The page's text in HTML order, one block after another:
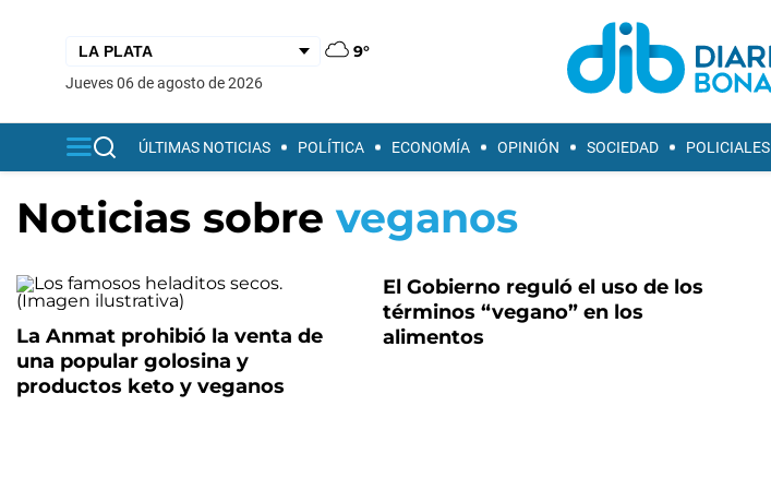
9°
jueves 06 de agosto de 2026
ÚLTIMAS NOTICIAS POLÍTICA ECONOMÍA OPINIÓN SOCIEDAD POLICIALES
Noticias sobre veganos
La Anmat prohibió la venta de
una popular golosina y
productos keto y veganos
El Gobierno reguló el uso de los
términos “vegano” en los
alimentos